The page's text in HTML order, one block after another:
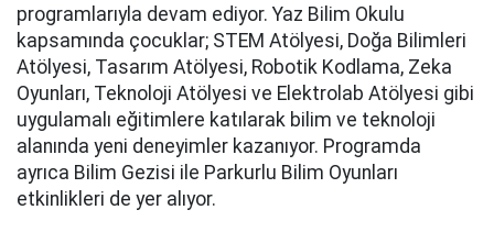
programlarıyla devam ediyor. Yaz Bilim Okulu
kapsamında çocuklar; STEM Atölyesi, Doğa Bilimleri
Atölyesi, Tasarım Atölyesi, Robotik Kodlama, Zeka
Oyunları, Teknoloji Atölyesi ve Elektrolab Atölyesi gibi
uygulamalı eğitimlere katılarak bilim ve teknoloji
alanında yeni deneyimler kazanıyor. Programda
ayrıca Bilim Gezisi ile Parkurlu Bilim Oyunları
etkinlikleri de yer alıyor.